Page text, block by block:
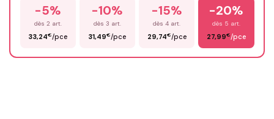
Prénom*
-5%
dès 2 art.
33,24€/pce
-10%
dès 3 art.
31,49€/pce
-15%
dès 4 art.
29,74€/pce
-20%
dès 5 art.
27,99€/pce